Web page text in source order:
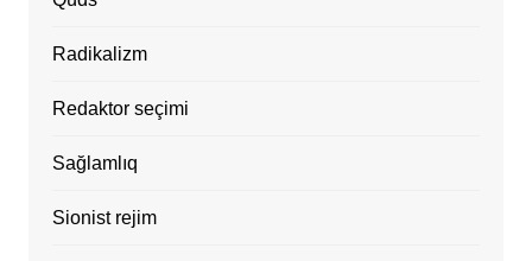
Radikalizm
Redaktor seçimi
Sağlamlıq
Sionist rejim